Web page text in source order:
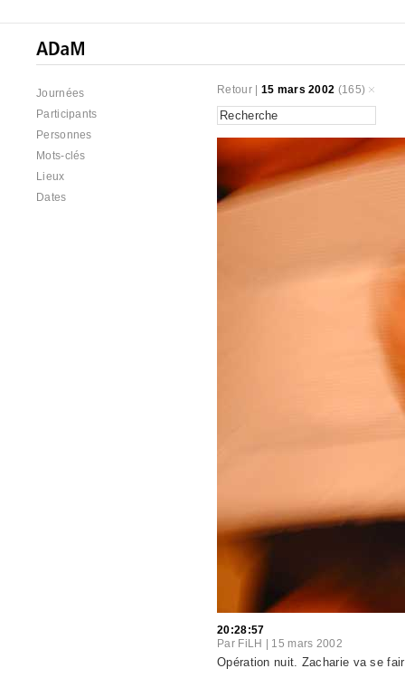
Journées
Participants
Personnes
Mots-clés
Lieux
Dates
Retour| 15 mars 2002 (165)
20:28:57
Par FiLH 15 mars 2002
Opération nuit. Zacharie va se